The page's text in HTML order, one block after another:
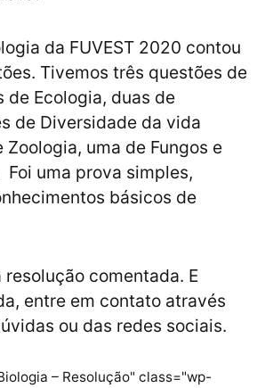
da FUVEST 2020 contou
Tivemos três questões de
de Ecologia, duas de
de Diversidade da vida
Zoologia, uma de Fungos e
Foi uma prova simples,
básicos de
resolução comentada. E
entre em contato através
ou das redes sociais.
– Resolução" class="wp-